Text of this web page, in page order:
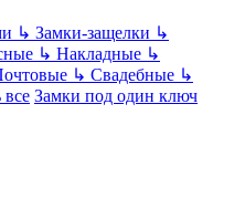
↳ Замки-защелки ↳
↳ Накладные ↳
↳ Свадебные ↳
все Замки под один ключ